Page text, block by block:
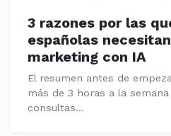
3 razones por las
españolas
marketing con IA
El resumen antes de
más de 3 horas a la
consultas...